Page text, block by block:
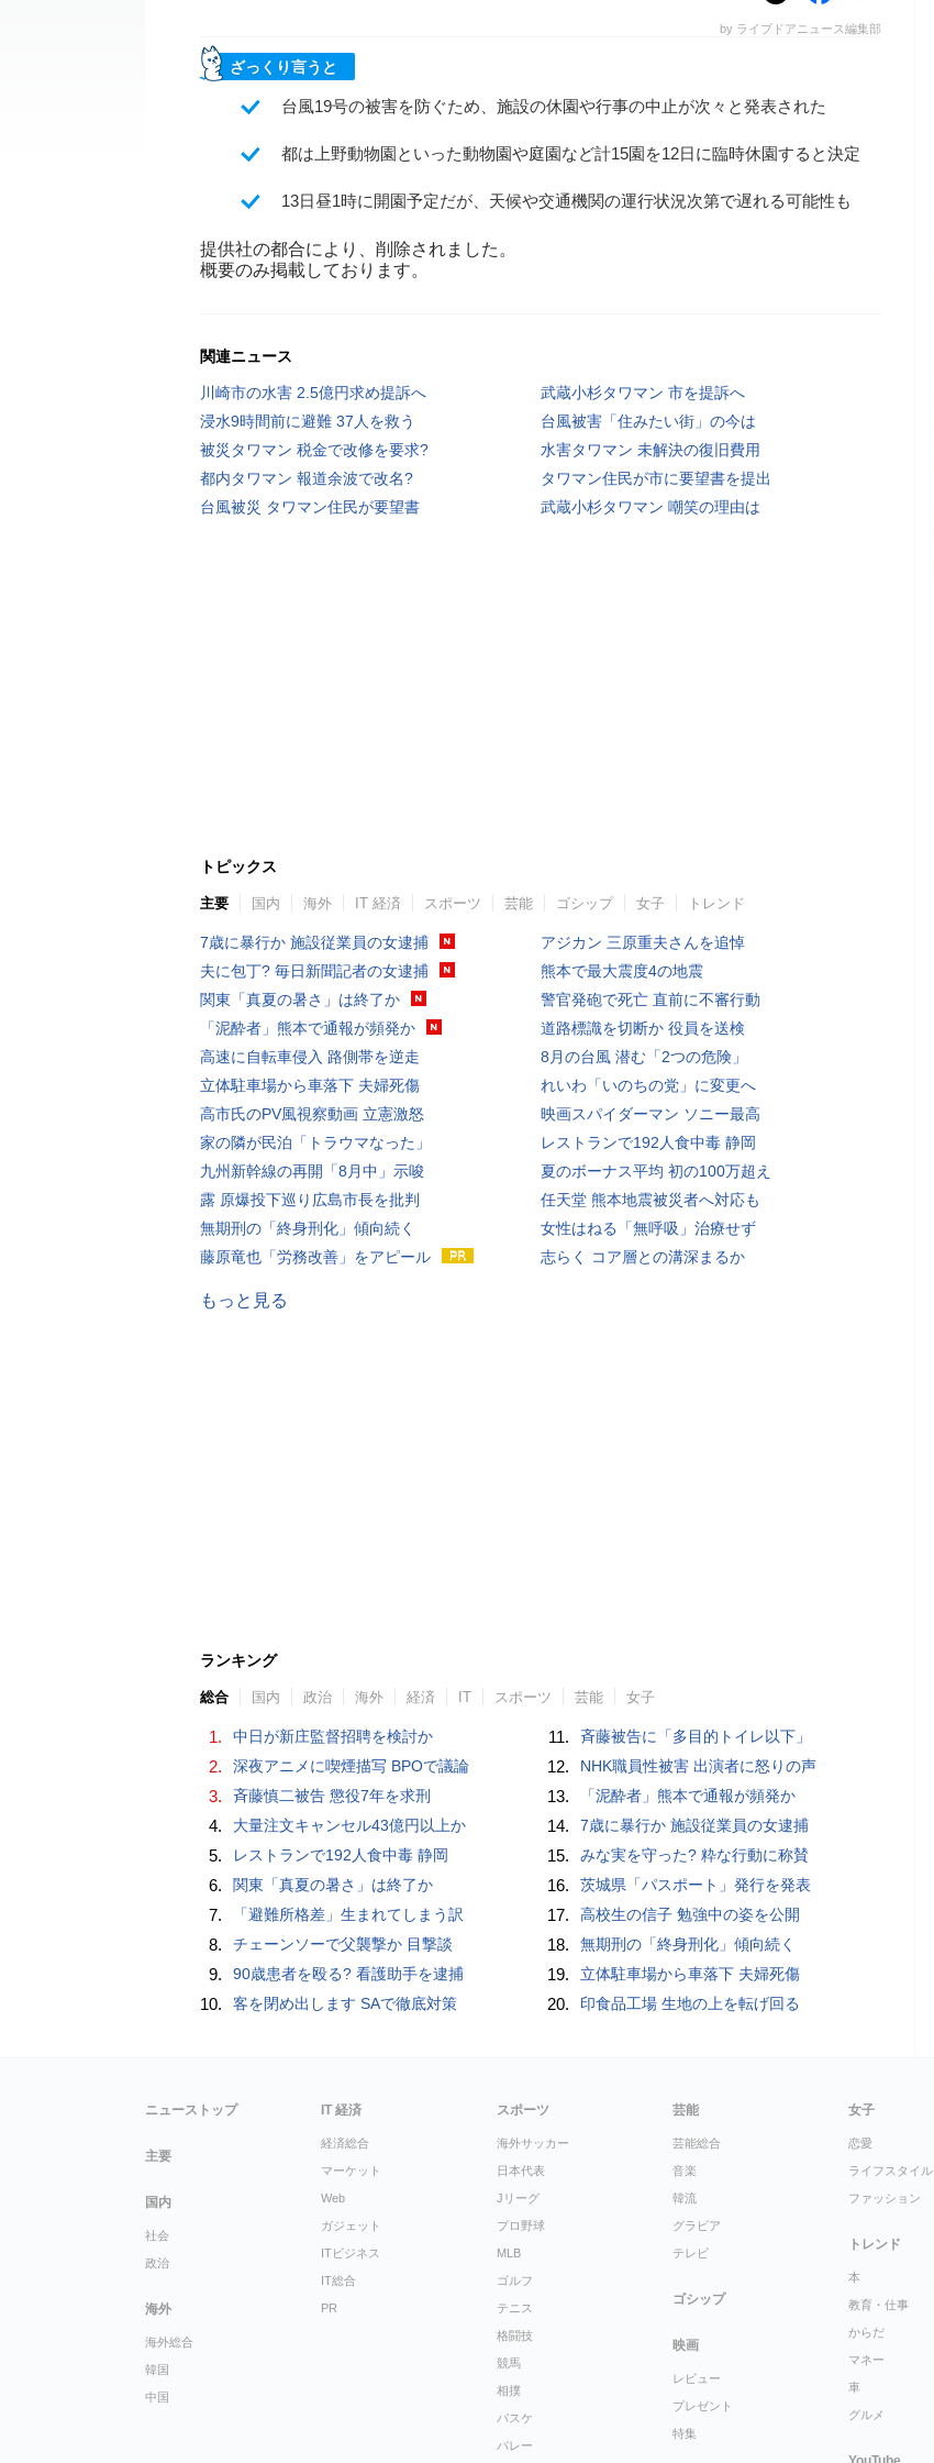
by ライブドアニュース編集部
ざっくり言うと
台風19号の被害を防ぐため、施設の休園や行事の中止が次々と発表された
都は上野動物園といった動物園や庭園など計15園を12日に臨時休園すると決定
13日昼1時に開園予定だが、天候や交通機関の運行状況次第で遅れる可能性も
提供社の都合により、削除されました。
概要のみ掲載しております。
関連ニュース
川崎市の水害 2.5億円求め提訴へ
武蔵小杉タワマン 市を提訴へ
浸水9時間前に避難 37人を救う
台風被害「住みたい街」の今は
被災タワマン 税金で改修を要求?
水害タワマン 未解決の復旧費用
都内タワマン 報道余波で改名?
タワマン住民が市に要望書を提出
台風被災 タワマン住民が要望書
武蔵小杉タワマン 嘲笑の理由は
トピックス
主要 国内 海外 IT 経済 スポーツ 芸能 ゴシップ 女子 トレンド
7歳に暴行か 施設従業員の女逮捕
夫に包丁? 毎日新聞記者の女逮捕
関東「真夏の暑さ」は終了か
「泥酔者」熊本で通報が頻発か
高速に自転車侵入 路側帯を逆走
立体駐車場から車落下 夫婦死傷
高市氏のPV風視察動画 立憲激怒
家の隣が民泊「トラウマなった」
九州新幹線の再開「8月中」示唆
露 原爆投下巡り広島市長を批判
無期刑の「終身刑化」傾向続く
藤原竜也「労務改善」をアピール
アジカン 三原重夫さんを追悼
熊本で最大震度4の地震
警官発砲で死亡 直前に不審行動
道路標識を切断か 役員を送検
8月の台風 潜む「2つの危険」
れいわ「いのちの党」に変更へ
映画スパイダーマン ソニー最高
レストランで192人食中毒 静岡
夏のボーナス平均 初の100万超え
任天堂 熊本地震被災者へ対応も
女性はねる「無呼吸」治療せず
志らく コア層との溝深まるか
もっと見る
ランキング
総合 国内 政治 海外 経済 IT スポーツ 芸能 女子
1. 中日が新庄監督招聘を検討か
2. 深夜アニメに喫煙描写 BPOで議論
3. 斉藤慎二被告 懲役7年を求刑
4. 大量注文キャンセル43億円以上か
5. レストランで192人食中毒 静岡
6. 関東「真夏の暑さ」は終了か
7. 「避難所格差」生まれてしまう訳
8. チェーンソーで父襲撃か 目撃談
9. 90歳患者を殴る? 看護助手を逮捕
10. 客を閉め出します SAで徹底対策
11. 斉藤被告に「多目的トイレ以下」
12. NHK職員性被害 出演者に怒りの声
13. 「泥酔者」熊本で通報が頻発か
14. 7歳に暴行か 施設従業員の女逮捕
15. みな実を守った? 粋な行動に称賛
16. 茨城県「パスポート」発行を発表
17. 高校生の信子 勉強中の姿を公開
18. 無期刑の「終身刑化」傾向続く
19. 立体駐車場から車落下 夫婦死傷
20. 印食品工場 生地の上を転げ回る
ニューストップ
主要
国内
社会
政治
海外
海外総合
韓国
中国
IT 経済
経済総合
マーケット
Web
ガジェット
ITビジネス
IT総合
PR
スポーツ
海外サッカー
日本代表
Jリーグ
プロ野球
MLB
ゴルフ
テニス
格闘技
競馬
相撲
バスケ
バレー
芸能
芸能総合
音楽
韓流
グラビア
テレビ
ゴシップ
映画
レビュー
プレゼント
特集
女子
恋愛
ライフスタイル
ファッション
トレンド
本
教育・仕事
からだ
マネー
車
グルメ